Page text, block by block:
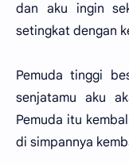
dan aku ingin
setingkat dengan
Pemuda tinggi
senjatamu aku
Pemuda itu
di simpannya